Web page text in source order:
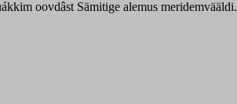
oovdâst Sämitige alemus meridemvääldi.